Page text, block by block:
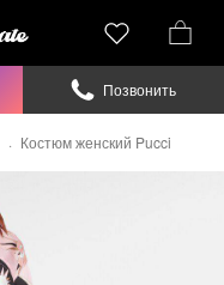
Костюм женский Pucci
Позвонить